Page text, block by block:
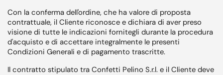
Con la conferma dell'ordine, che ha valore di proposta
contrattuale, il Cliente riconosce e dichiara di aver preso
visione di tutte le indicazioni fornitegli durante la procedura
d'acquisto e di accettare integralmente le presenti
Condizioni Generali e di pagamento trascritte.
Il contratto stipulato tra Confetti Pelino S.r.l. e il Cliente deve